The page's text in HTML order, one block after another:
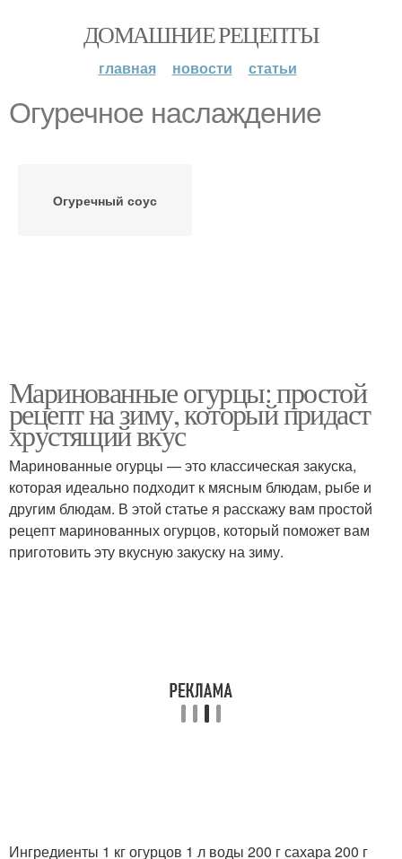
ДОМАШНИЕ РЕЦЕПТЫ
главная новости статьи
Огуречное наслаждение
Огуречный соус
Маринованные огурцы: простой
рецепт на зиму, который придаст
хрустящий вкус
Маринованные огурцы — это классическая закуска,
которая идеально подходит к мясным блюдам, рыбе и
другим блюдам. В этой статье я расскажу вам простой
рецепт маринованных огурцов, который поможет вам
приготовить эту вкусную закуску на зиму.
Ингредиенты 1 кг огурцов 1 л воды 200 г сахара 200 г